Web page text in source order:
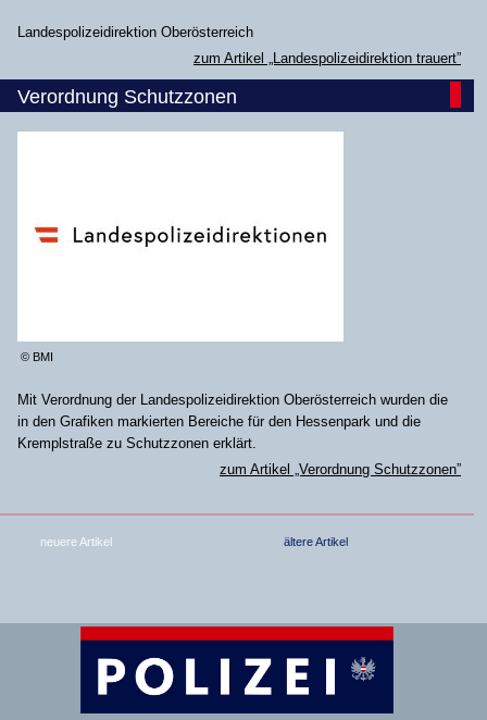
Landespolizeidirektion Oberösterreich
zum Artikel „Landespolizeidirektion trauert”
Verordnung Schutzzonen
© BMI
Mit Verordnung der Landespolizeidirektion Oberösterreich wurden die
in den Grafiken markierten Bereiche für den Hessenpark und die
Kremplstraße zu Schutzzonen erklärt.
zum Artikel „Verordnung Schutzzonen”
neuere Artikel ältere Artikel